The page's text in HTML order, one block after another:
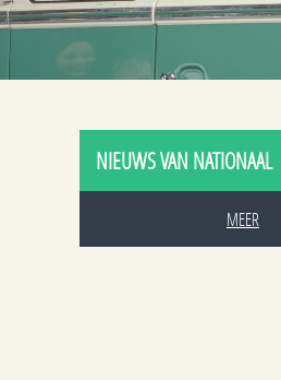
NIEUWS VAN NATIONAAL
MEER